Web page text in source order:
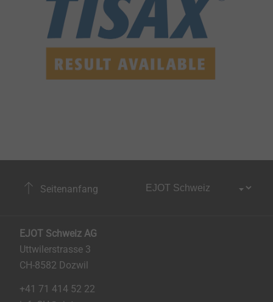
Seitenanfang
EJOT Schweiz AG
Uttwilerstrasse 3
CH-8582 Dozwil
+41 71 414 52 22